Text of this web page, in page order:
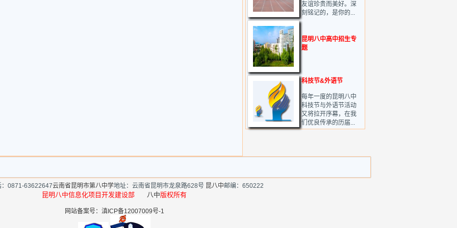
友谊珍贵而美好。深
刻铭记的，是你的...
昆明八中高中招生专
题
科技节&外语节
每年一度的昆明八中
科技节与外语节活动
又将拉开序幕，在我
们优良传承的历届...
：0871-63622647云南省昆明市第八中学地址：云南省昆明市龙泉路628号 昆八中邮编：650222
昆明八中信息化项目开发建设部 八中版权所有
网站备案号：滇ICP备12007009号-1